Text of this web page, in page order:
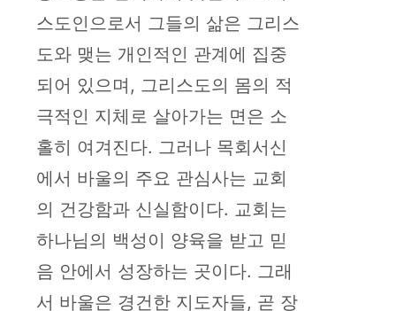
스도인으로서 그들의 삶은 그리스
도와 맺는 개인적인 관계에 집중
되어 있으며, 그리스도의 몸의 적
극적인 지체로 살아가는 면은 소
홀히 여겨진다. 그러나 목회서신
에서 바울의 주요 관심사는 교회
의 건강함과 신실함이다. 교회는
하나님의 백성이 양육을 받고 믿
음 안에서 성장하는 곳이다. 그래
서 바울은 경건한 지도자들, 곧 장